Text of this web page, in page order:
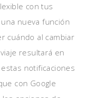
con tus
nueva función
cuándo al cambiar
resultará en
notificaciones
con Google